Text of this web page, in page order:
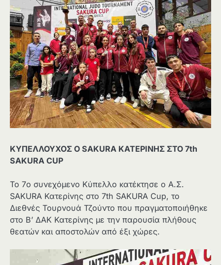
ΚΥΠΕΛΛΟΥΧΟΣ Ο SAKURA ΚΑΤΕΡΙΝΗΣ ΣΤΟ 7th
SAKURA CUP
Το 7ο συνεχόμενο Κύπελλο κατέκτησε ο Α.Σ.
SAKURA Κατερίνης στο 7th SAKURA Cup, το
Διεθνές Τουρνουά Τζούντο που πραγματοποιήθηκε
στο Β’ ΔΑΚ Κατερίνης με την παρουσία πλήθους
θεατών και αποστολών από έξι χώρες.